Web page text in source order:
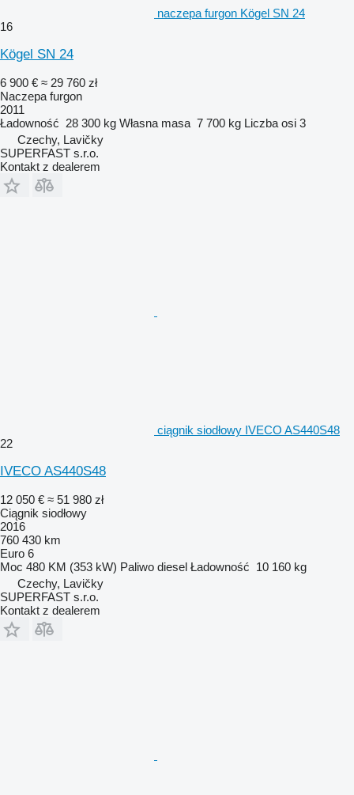
naczepa furgon Kögel SN 24
16
Kögel SN 24
6 900 € ≈ 29 760 zł
Naczepa furgon
2011
Ładowność 28 300 kg Własna masa 7 700 kg Liczba osi 3
Czechy, Lavičky
SUPERFAST s.r.o.
Kontakt z dealerem
ciągnik siodłowy IVECO AS440S48
22
IVECO AS440S48
12 050 € ≈ 51 980 zł
Ciągnik siodłowy
2016
760 430 km
Euro 6
Moc 480 KM (353 kW) Paliwo diesel Ładowność 10 160 kg
Czechy, Lavičky
SUPERFAST s.r.o.
Kontakt z dealerem